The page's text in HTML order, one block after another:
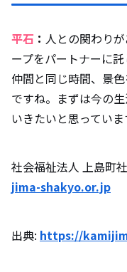
平石 ： 人との関わり
ープをパートナーに
仲間と同じ時間、景
ですね。まずは今の
いきたいと思っていま
社会福祉法人 上島町
jima-shakyo.or.jp
出典: https://